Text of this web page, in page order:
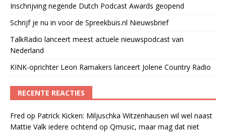
Inschrijving negende Dutch Podcast Awards geopend
Schrijf je nu in voor de Spreekbuis.nl Nieuwsbrief
TalkRadio lanceert meest actuele nieuwspodcast van
Nederland
KINK-oprichter Leon Ramakers lanceert Jolene Country Radio
RECENTE REACTIES
Fred op Patrick Kicken: Miljuschka Witzenhausen wil wel naast
Mattie Valk iedere ochtend op Qmusic, maar mag dat niet